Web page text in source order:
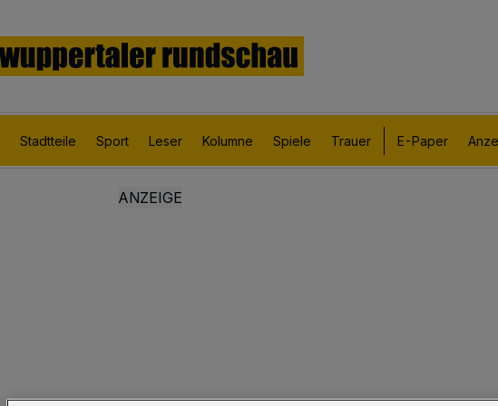
Stadtteile Sport Leser Kolumne Spiele Trauer E-Paper